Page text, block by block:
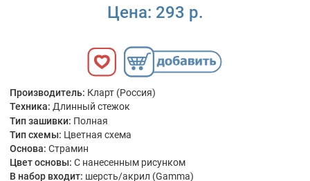
Цена: 293 р.
Производитель: Кларт (Россия)
Техника: Длинный стежок
Тип зашивки: Полная
Тип схемы: Цветная схема
Основа: Страмин
Цвет основы: С нанесенным рисунком
В набор входит: шерсть/акрил (Gamma)